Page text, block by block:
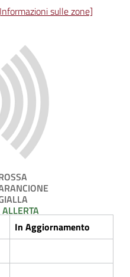
sulle zone]
In Aggiornamento